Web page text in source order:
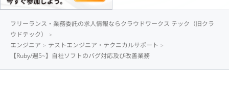
フリーランス・業務委託の求人情報ならクラウドワークス テック（旧クラ
ウドテック）
エンジニア
テストエンジニア・テクニカルサポート
【Ruby/週5~】自社ソフトのバグ対応及び改善業務